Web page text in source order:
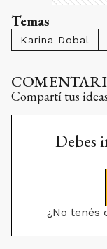
Temas
Karina Dobal
Compartí tus
Debes
¿No tenés